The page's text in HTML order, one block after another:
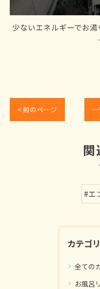
少ないエネルギーでお
< 前のページ
関
#エ
カテゴ
全ての
お風呂